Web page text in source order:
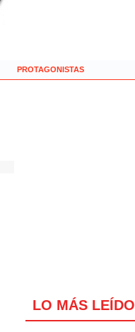
PROTAGONISTAS
LO MÁS LEÍDO